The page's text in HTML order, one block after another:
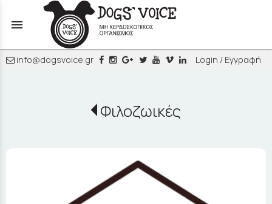
menu
info@dogsvoice.gr Login / Εγγραφή
Φιλοζωικές